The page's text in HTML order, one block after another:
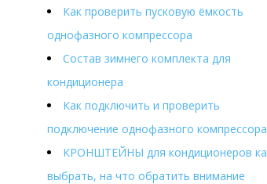
Как проверить пусковую ёмкость
однофазного компрессора
Состав зимнего комплекта для
кондиционера
Как подключить и проверить
подключение однофазного компрессора
КРОНШТЕЙНЫ для кондиционеров
выбрать, на что обратить внимание